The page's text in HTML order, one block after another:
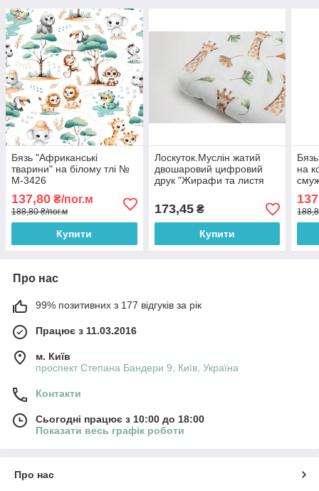
Бязь "Африканські
тварини" на білому тлі №
М-3426
137,80 ₴/пог.м
188,80 ₴/пог.м
Купити
Лоскуток.Муслін жатий
двошаровий цифровий
друк "Жирафи та листя
022,62*150 см
173,45₴
Купити
на
Про нас
99% позитивних з 177 відгуків за рік
Працює з 11.03.2016
м. Київ
проспект Степана Бандери 9, Київ, Україна
Контакти
Сьогодні працює з 10:00 до 18:00
Показати весь графік роботи
Про нас